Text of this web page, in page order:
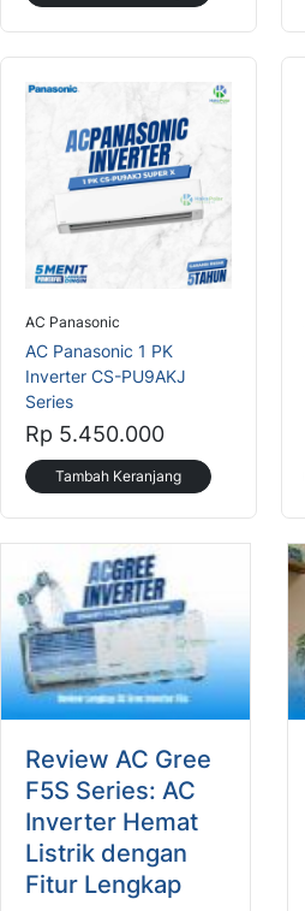
AC Panasonic
AC Panasonic 1 PK
Inverter CS-PU9AKJ
Series
Rp 5.450.000
Tambah Keranjang
Review AC Gree
F5S Series: AC
Inverter Hemat
Listrik dengan
Fitur Lengkap